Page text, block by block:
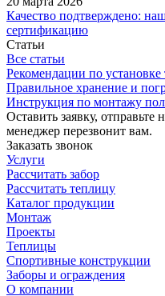
Качество подтверждено:
сертификацию
Статьи
Все статьи
Рекомендации по
Правильное хранение и
Инструкция по монтажу
Оставить заявку,
менеджер перезвонит вам.
Заказать звонок
Услуги
Рассчитать забор
Рассчитать теплицу
Каталог продукции
Монтаж
Проекты
Теплицы
Спортивные конструкции
Заборы и ограждения
О компании